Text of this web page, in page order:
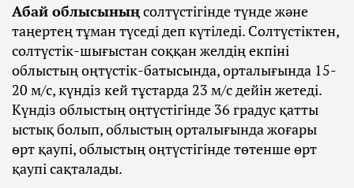
Абай облысыныңсолтүстігінде түнде және
таңертең тұман түседі деп күтіледі. Солтүстіктен,
солтүстік-шығыстан соққан желдің екпіні
облыстың оңтүстік-батысында, орталығында 15-
20 м/с, күндіз кей тұстарда 23 м/с дейін жетеді.
Күндіз облыстың оңтүстігінде 36 градус қатты
ыстық болып, облыстың орталығында жоғары
өрт қаупі, облыстың оңтүстігінде төтенше өрт
қаупі сақталады.